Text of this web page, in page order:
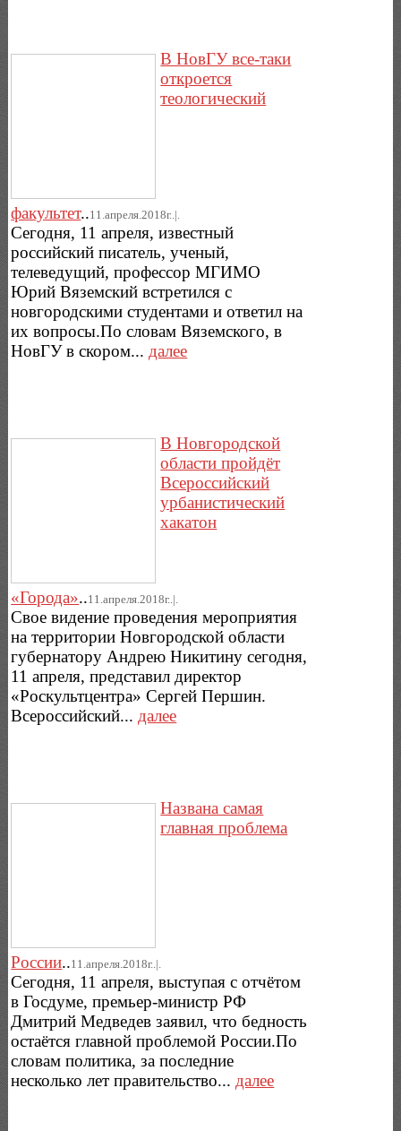
В НовГУ все-таки
откроется
теологический
факультет..11.апреля.2018г..|.
Сегодня, 11 апреля, известный
российский писатель, ученый,
телеведущий, профессор МГИМО
Юрий Вяземский встретился с
новгородскими студентами и ответил на
их вопросы.По словам Вяземского, в
НовГУ в скором... далее
В Новгородской
области пройдёт
Всероссийский
урбанистический
хакатон
«Города»..11.апреля.2018г..|.
Свое видение проведения мероприятия
на территории Новгородской области
губернатору Андрею Никитину сегодня,
11 апреля, представил директор
«Роскультцентра» Сергей Першин.
Всероссийский... далее
Названа самая
главная проблема
России..11.апреля.2018г..|.
Сегодня, 11 апреля, выступая с отчётом
в Госдуме, премьер-министр РФ
Дмитрий Медведев заявил, что бедность
остаётся главной проблемой России.По
словам политика, за последние
несколько лет правительство...далее